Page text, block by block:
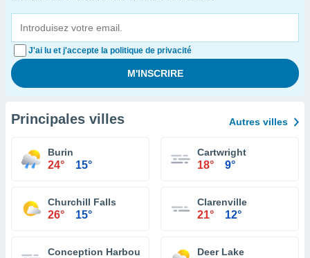
J'ai lu et j'accepte la politique de privacité
Principales villes Autres villes
Burin
24° 15°
Cartwright
18° 9°
Churchill Falls
26° 15°
Clarenville
21° 12°
Conception Harbour Deer Lake